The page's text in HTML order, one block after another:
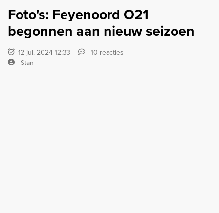
Foto's: Feyenoord O21
begonnen aan nieuw seizoen
12 jul. 2024 12:33
10 reacties
Stan